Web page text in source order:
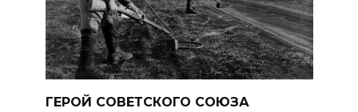
ГЕРОЙ СОВЕТСКОГО СОЮЗА